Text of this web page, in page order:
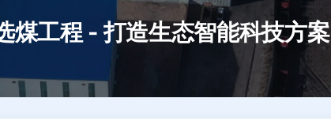
煤工程 - 打造生态智能科技方案